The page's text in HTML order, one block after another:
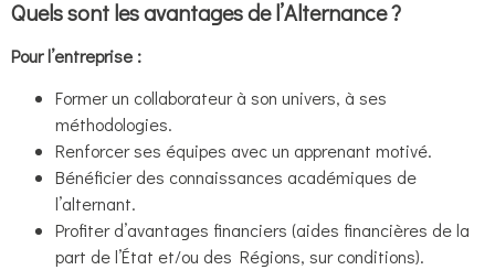
Quels sont les avantages de l’Alternance ?
Pour l’entreprise :
Former un collaborateur à son univers, à ses
méthodologies.
Renforcer ses équipes avec un apprenant motivé.
Bénéficier des connaissances académiques de
l’alternant.
Profiter d’avantages financiers (aides financières de la
part de l’État et/ou des Régions, sur conditions).